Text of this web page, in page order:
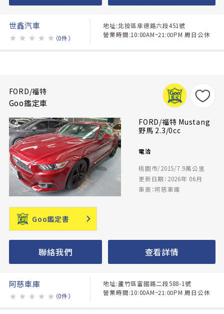
世鑫汽車
★ ★ ★ ★ ★ （0件）
地址:北投區承德路六段451號
營業時間:10:00AM~21:00PM 周日公休
FORD/福特
Goo鑑定車
FORD/福特 Mustang
野馬 2.3/0cc
電洽
桃園市/2015/7.9萬公里
更新日期：2026年 06月
車商：阿慈車庫
Goo鑑定書
聯絡我們 查看詳情
阿慈車庫
★ ★ ★ ★ ★ （0件）
地址:蘆竹區富國路二段588-1號
營業時間:10:00AM~21:00PM 周日公休